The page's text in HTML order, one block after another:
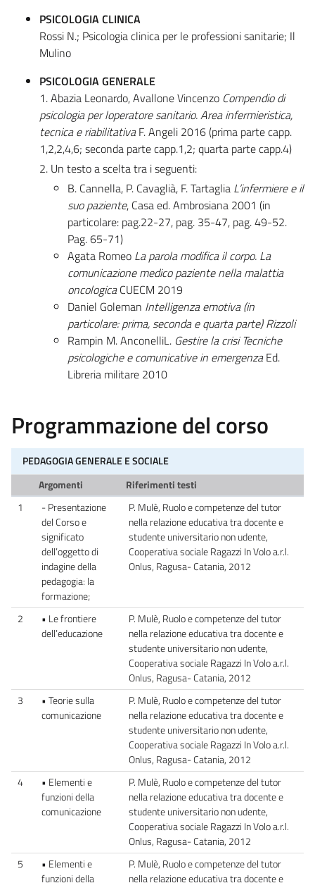
PSICOLOGIA CLINICA
Rossi N.; Psicologia clinica per le professioni sanitarie; Il
Mulino
PSICOLOGIA GENERALE
1. Abazia Leonardo, Avallone Vincenzo Compendio di
psicologia per loperatore sanitario. Area infermieristica,
tecnica e riabilitativaF. Angeli 2016 (prima parte capp.
1,2,2,4,6; seconda parte capp.1,2; quarta parte capp.4)
2. Un testo a scelta tra i seguenti:
B. Cannella, P. Cavaglià, F. Tartaglia L’infermiere e il
suo paziente, Casa ed. Ambrosiana 2001 (in
particolare: pag.22-27, pag. 35-47, pag. 49-52.
Pag. 65-71)
Agata Romeo La parola modifica il corpo. La
comunicazione medico paziente nella malattia
oncologicaCUECM 2019
Daniel Goleman Intelligenza emotiva (in
particolare: prima, seconda e quarta parte) Rizzoli
Rampin M. AnconelliL. Gestire la crisi Tecniche
psicologiche e comunicative in emergenzaEd.
Libreria militare 2010
Programmazione del corso
PEDAGOGIA GENERALE E SOCIALE
Argomenti
Riferimenti testi
1
- Presentazione
del Corso e
significato
dell’oggetto di
indagine della
pedagogia: la
formazione;
P. Mulè, Ruolo e competenze del tutor
nella relazione educativa tra docente e
studente universitario non udente,
Cooperativa sociale Ragazzi In Volo a.r.l.
Onlus, Ragusa- Catania, 2012
2
• Le frontiere
dell’educazione
P. Mulè, Ruolo e competenze del tutor
nella relazione educativa tra docente e
studente universitario non udente,
Cooperativa sociale Ragazzi In Volo a.r.l.
Onlus, Ragusa- Catania, 2012
3
• Teorie sulla
comunicazione
P. Mulè, Ruolo e competenze del tutor
nella relazione educativa tra docente e
studente universitario non udente,
Cooperativa sociale Ragazzi In Volo a.r.l.
Onlus, Ragusa- Catania, 2012
4
• Elementi e
funzioni della
comunicazione
P. Mulè, Ruolo e competenze del tutor
nella relazione educativa tra docente e
studente universitario non udente,
Cooperativa sociale Ragazzi In Volo a.r.l.
Onlus, Ragusa- Catania, 2012
5
• Elementi e
funzioni della
P. Mulè, Ruolo e competenze del tutor
nella relazione educativa tra docente e